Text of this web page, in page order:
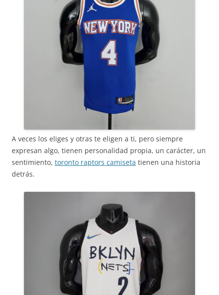
A veces los eliges y otras te eligen a ti, pero siempre
expresan algo, tienen personalidad propia, un carácter, un
sentimiento, toronto raptors camiseta tienen una historia
detrás.